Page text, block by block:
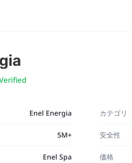
Enel Energia カテゴリ
5M+ 安全性
Enel Spa 価格